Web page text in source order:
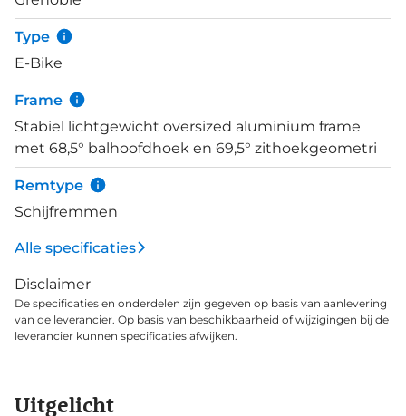
van 135 km, maar is ook te upgraden naar een
600Wh accu voor max. 160 km. Op het Bosch
Purion 200 2-in-1 display en controller lees je alle e-
bike en ritgegevens af. Deze e-bike schakelt exact
en soepel met een Shimano Nexus 8-speed
versnellingsnaaf en wordt aangedreven door een
ketting die beschermd is door een dichte
kettingkast. Brede banden, verende voorvork en
zadelpen, een gelzadel en lederen handvatten
completeren het comfort. De zithouding is rechtop
en is aan te passen met de traploos verstelbare
stuurpen.
Type
E-Bike
Frame
Stabiel lichtgewicht oversized aluminium frame
met 68,5° balhoofdhoek en 69,5° zithoekgeometri
Remtype
Schijfremmen
Alle specificaties
Disclaimer
De specificaties en onderdelen zijn gegeven op basis van aanlevering
van de leverancier. Op basis van beschikbaarheid of wijzigingen bij de
leverancier kunnen specificaties afwijken.
Uitgelicht